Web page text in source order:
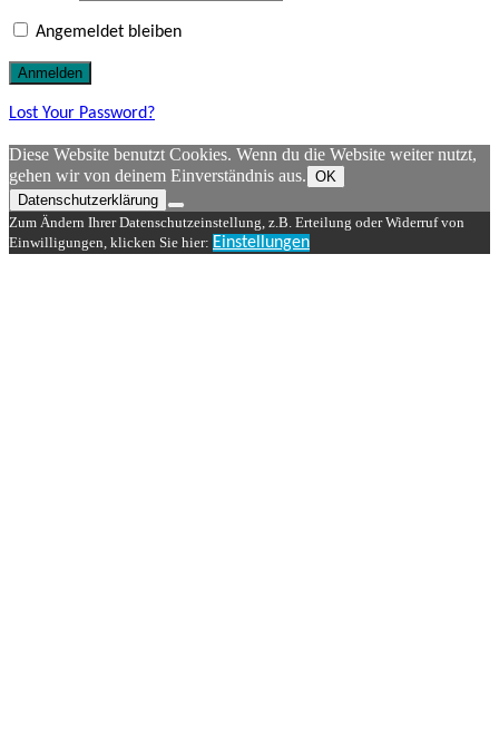
Angemeldet bleiben
Lost Your Password?
Diese Website benutzt Cookies. Wenn du die Website weiter nutzt,
gehen wir von deinem Einverständnis aus. OK
Datenschutzerklärung
Zum Ändern Ihrer Datenschutzeinstellung, z.B. Erteilung oder Widerruf von
Einwilligungen, klicken Sie hier: Einstellungen